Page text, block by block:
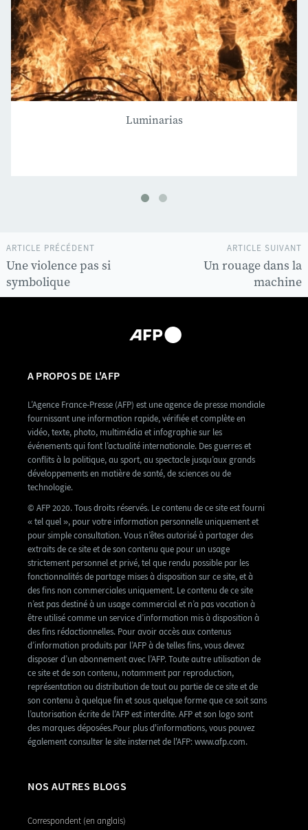
Luminarias
ARTICLE SUIVANT
Un rouage dans la
machine
ARTICLE PRÉCÉDENT
Une violence pas si
symbolique
A PROPOS DE L'AFP
L’Agence France-Presse (AFP) est une agence de presse mondiale
fournissant une information rapide, vérifiée et complète en
vidéo, texte, photo, multimédia et infographie sur les
événements qui font l’actualité internationale. Des guerres et
conflits à la politique, au sport, au spectacle jusqu’aux grands
développements en matière de santé, de sciences ou de
technologie.
© AFP 2020. Tous droits réservés. Le contenu de ce site est fourni
« tel quel », pour votre information personnelle uniquement et
pour simple consultation. Vous n’êtes autorisé à partager des
extraits de ce site et de son contenu que pour un usage
strictement personnel et privé, tel que rendu possible par les
fonctionnalités de partage mises à disposition sur ce site, et à
des fins non commerciales uniquement. Le contenu de ce site
n’est pas destiné à un usage commercial et n’a pas vocation à
être utilisé comme un service d’information mis à disposition à
des fins rédactionnelles. Pour avoir accès aux contenus
d’information produits par l’AFP à de telles fins, vous devez
disposer d’un abonnement avec l’AFP. Toute autre utilisation de
ce site et de son contenu, notamment par reproduction,
représentation ou distribution de tout ou partie de ce site et de
son contenu à quelque fin et sous quelque forme que ce soit sans
l’autorisation écrite de l’AFP est interdite. AFP et son logo sont
des marques déposées.Pour plus d'informations, vous pouvez
également consulter le site insternet de l'AFP: www.afp.com.
NOS AUTRES BLOGS
Correspondent (en anglais)